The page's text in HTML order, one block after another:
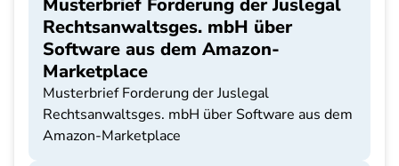
Musterbrief Forderung der Juslegal
Rechtsanwaltsges. mbH über
Software aus dem Amazon-
Marketplace
Musterbrief Forderung der Juslegal
Rechtsanwaltsges. mbH über Software aus dem
Amazon-Marketplace